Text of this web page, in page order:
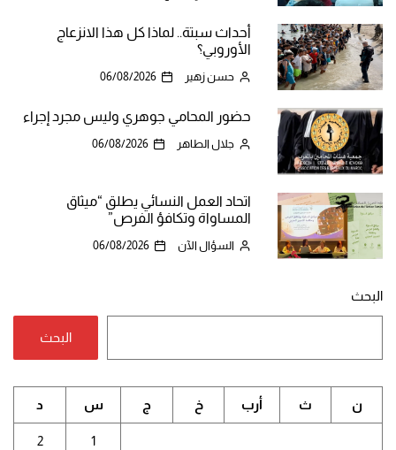
أحداث سبتة.. لماذا كل هذا الانزعاج
الأوروبي؟
حسن زهير 06/08/2026
حضور المحامي جوهري وليس مجرد إجراء
جلال الطاهر 06/08/2026
اتحاد العمل النسائي يطلق “ميثاق
المساواة وتكافؤ الفرص”
السؤال الآن 06/08/2026
البحث
البحث
ن ث أرب خ ج س د
1
2